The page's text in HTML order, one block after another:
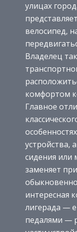
улицах
велосипед,
Владелец
комфортом
Главное
устройства,
сидения или
заменяет
интересная
лигерада —
педалями —